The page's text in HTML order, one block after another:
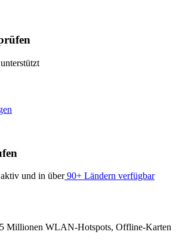
aktiv und in über 90+ Ländern verfügbar
Millionen WLAN-Hotspots, Offline-Karten